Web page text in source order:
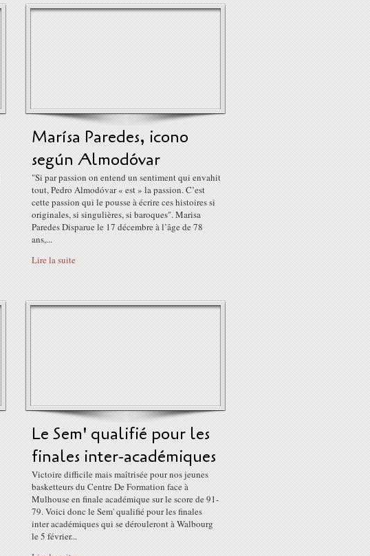
Marísa Paredes, icono
según Almodóvar
"Si par passion on entend un sentiment qui envahit
tout, Pedro Almodóvar « est » la passion. C’est
cette passion qui le pousse à écrire ces histoires si
originales, si singulières, si baroques". Marisa
Paredes Disparue le 17 décembre à l’âge de 78
ans,...
Lire la suite
Le Sem' qualifié pour les
finales inter-académiques
Victoire difficile mais maîtrisée pour nos jeunes
basketteurs du Centre De Formation face à
Mulhouse en finale académique sur le score de 91-
79. Voici donc le Sem' qualifié pour les finales
inter académiques qui se dérouleront à Walbourg
le 5 février...